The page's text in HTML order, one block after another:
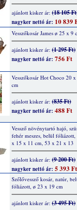
ajánlott kisker ár: (18 105
nagyker nettó ár: 10 839
Vesszőkosár James ø 25 x 9
ajánlott kisker ár: (1 295 Ft)
nagyker nettó ár: 756 Ft
Vesszőkosár Hot Choco 20
cm
ajánlott kisker ár: (835 Ft)
nagyker nettó ár: 488 Ft
Vessző növénytartó hajó,
fehér meszes, belül
x 15 x 11 cm, 53 x 21 x 13
ajánlott kisker ár: (9 200 Ft)
nagyker nettó ár: 5 393 Ft
Szőlővessző kosár, natúr,
fóliázott, ø 23 x 19 cm
ajánlott kisker ár: (3 495 Ft)